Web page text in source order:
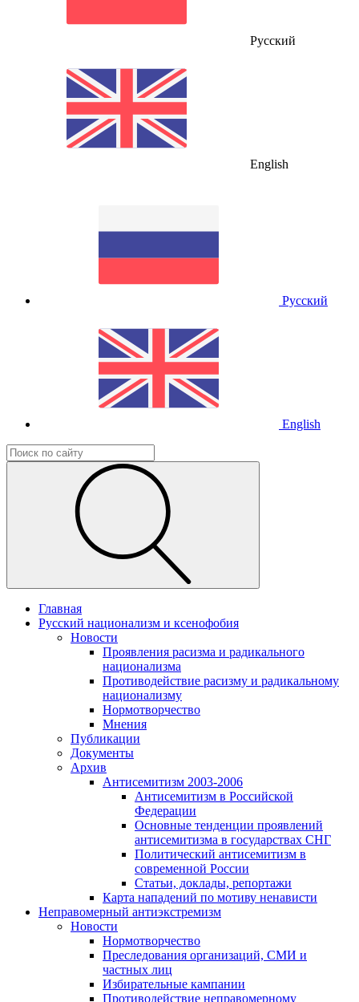
Русский
English
Русский
English
Главная
Русский национализм и ксенофобия
Новости
Проявления расизма и радикального
национализма
Противодействие расизму и радикальному
национализму
Нормотворчество
Мнения
Публикации
Документы
Архив
Антисемитизм 2003-2006
Антисемитизм в Российской
Федерации
Основные тенденции проявлений
антисемитизма в государствах СНГ
Политический антисемитизм в
современной России
Статьи, доклады, репортажи
Карта нападений по мотиву ненависти
Неправомерный антиэкстремизм
Новости
Нормотворчество
Преследования организаций, СМИ и
частных лиц
Избирательные кампании
Противодействие неправомерному